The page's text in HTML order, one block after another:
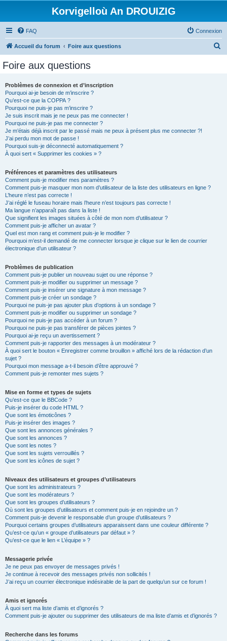
Korvigelloù An DROUIZIG
FAQ Connexion
Accueil du forum Foire aux questions
Foire aux questions
Problèmes de connexion et d’inscription
Pourquoi ai-je besoin de m’inscrire ?
Qu’est-ce que la COPPA ?
Pourquoi ne puis-je pas m’inscrire ?
Je suis inscrit mais je ne peux pas me connecter !
Pourquoi ne puis-je pas me connecter ?
Je m’étais déjà inscrit par le passé mais ne peux à présent plus me connecter ?!
J’ai perdu mon mot de passe !
Pourquoi suis-je déconnecté automatiquement ?
À quoi sert « Supprimer les cookies » ?
Préférences et paramètres des utilisateurs
Comment puis-je modifier mes paramètres ?
Comment puis-je masquer mon nom d’utilisateur de la liste des utilisateurs en ligne ?
L’heure n’est pas correcte !
J’ai réglé le fuseau horaire mais l’heure n’est toujours pas correcte !
Ma langue n’apparaît pas dans la liste !
Que signifient les images situées à côté de mon nom d’utilisateur ?
Comment puis-je afficher un avatar ?
Quel est mon rang et comment puis-je le modifier ?
Pourquoi m’est-il demandé de me connecter lorsque je clique sur le lien de courrier
électronique d’un utilisateur ?
Problèmes de publication
Comment puis-je publier un nouveau sujet ou une réponse ?
Comment puis-je modifier ou supprimer un message ?
Comment puis-je insérer une signature à mon message ?
Comment puis-je créer un sondage ?
Pourquoi ne puis-je pas ajouter plus d’options à un sondage ?
Comment puis-je modifier ou supprimer un sondage ?
Pourquoi ne puis-je pas accéder à un forum ?
Pourquoi ne puis-je pas transférer de pièces jointes ?
Pourquoi ai-je reçu un avertissement ?
Comment puis-je rapporter des messages à un modérateur ?
À quoi sert le bouton « Enregistrer comme brouillon » affiché lors de la rédaction d’un
sujet ?
Pourquoi mon message a-t-il besoin d’être approuvé ?
Comment puis-je remonter mes sujets ?
Mise en forme et types de sujets
Qu’est-ce que le BBCode ?
Puis-je insérer du code HTML ?
Que sont les émoticônes ?
Puis-je insérer des images ?
Que sont les annonces générales ?
Que sont les annonces ?
Que sont les notes ?
Que sont les sujets verrouillés ?
Que sont les icônes de sujet ?
Niveaux des utilisateurs et groupes d’utilisateurs
Que sont les administrateurs ?
Que sont les modérateurs ?
Que sont les groupes d’utilisateurs ?
Où sont les groupes d’utilisateurs et comment puis-je en rejoindre un ?
Comment puis-je devenir le responsable d’un groupe d’utilisateurs ?
Pourquoi certains groupes d’utilisateurs apparaissent dans une couleur différente ?
Qu’est-ce qu’un « groupe d’utilisateurs par défaut » ?
Qu’est-ce que le lien « L’équipe » ?
Messagerie privée
Je ne peux pas envoyer de messages privés !
Je continue à recevoir des messages privés non sollicités !
J’ai reçu un courrier électronique indésirable de la part de quelqu’un sur ce forum !
Amis et ignorés
À quoi sert ma liste d’amis et d’ignorés ?
Comment puis-je ajouter ou supprimer des utilisateurs de ma liste d’amis et d’ignorés ?
Recherche dans les forums